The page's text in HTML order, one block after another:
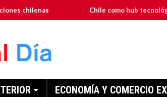
Chile como hub tecnológico de
ECONOMÍA Y COMERCIO